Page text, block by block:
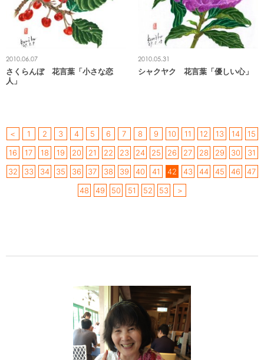
2010.06.07
さくらんぼ 花言葉「小さな恋
人」
2010.05.31
シャクヤク 花言葉「優しい心」
＜ 1 2 3 4 5 6 7 8 9 10 11 12 13 14
15
16
17 18 19 20 21 22 23 24 25 26 27 28 29 30
31
32
33 34 35 36 37 38 39 40 41 42 43 44 45 46
47
48
49 50 51 52 53 ＞